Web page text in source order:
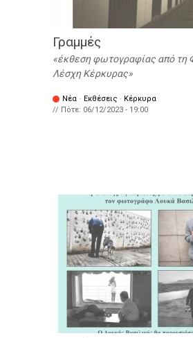
Γραμμές
έκθεση φωτογραφίας από τη
Λέσχη Κέρκυρας
Νέα · Εκθέσεις · Κέρκυρα
// Πότε: 06/12/2023 - 19:00